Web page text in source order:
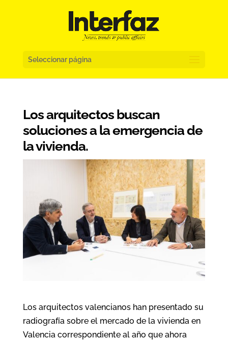
Seleccionar página
Los arquitectos buscan
soluciones a la emergencia de
la vivienda.
Los arquitectos valencianos han presentado su
radiografía sobre el mercado de la vivienda en
Valencia correspondiente al año que ahora